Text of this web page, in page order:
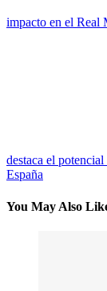
impacto en el Real
destaca el
España
You May Also